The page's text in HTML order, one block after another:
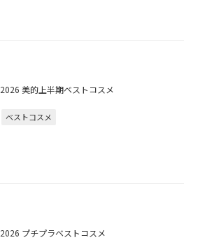
2026 美的上半期ベストコスメ
ベストコスメ
2026 プチプラベストコスメ